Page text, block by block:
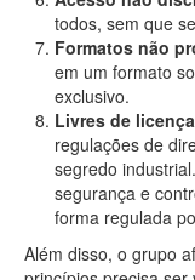
todos, sem que
Formatos não
em um formato
exclusivo.
Livres de
regulações de
segredo
segurança e
forma regulada
Além disso, o grupo